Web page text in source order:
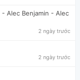
- Alec Benjamin - Alec
2 ngày trước
2 ngày trước